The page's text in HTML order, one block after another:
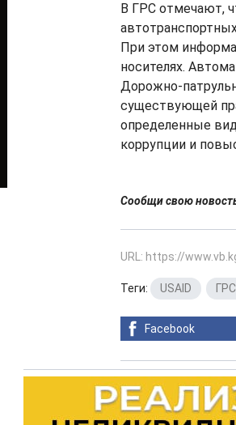
В ГРС отмечают,
При этом
носителях.
Дорожно-
существующей
определенные
коррупции и
Сообщи свою
URL: https://
Теги: USAID ГРС
Facebook